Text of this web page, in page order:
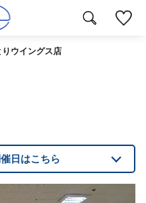
りウイングス店
日はこちら